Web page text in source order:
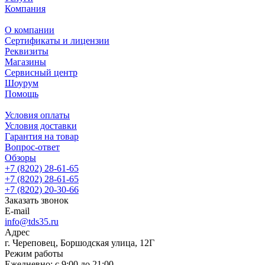
Компания
О компании
Сертификаты и лицензии
Реквизиты
Магазины
Сервисный центр
Шоурум
Помощь
Условия оплаты
Условия доставки
Гарантия на товар
Вопрос-ответ
Обзоры
+7 (8202) 28‑61-65
+7 (8202) 28‑61-65
+7 (8202) 20‑30-66
Заказать звонок
E-mail
info@tds35.ru
Адрес
г. Череповец, Боршодская улица, 12Г
Режим работы